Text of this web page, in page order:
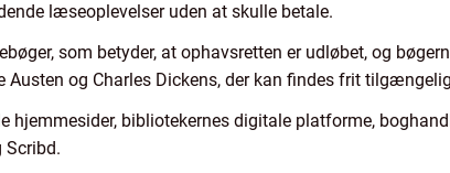
læseoplevelser uden at skulle betale.
som betyder, at ophavsretten er udløbet, og
Austen og Charles Dickens, der kan findes frit
hjemmesider, bibliotekernes digitale platforme,
Scribd.